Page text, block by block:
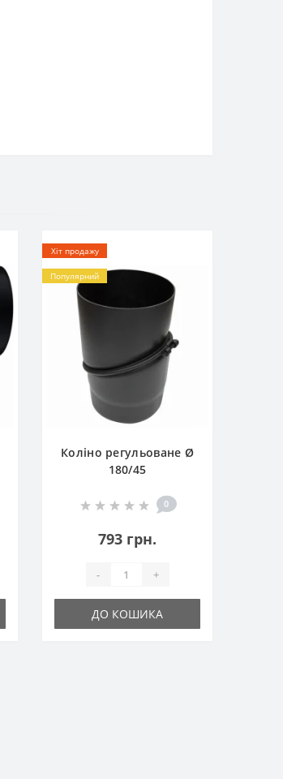
Хіт продажу
Популярний
Коліно регульоване Ø
180/45
0
793 грн.
- +
ДО КОШИКА